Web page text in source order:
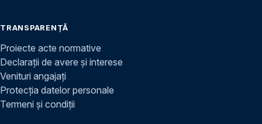
TRANSPARENȚĂ
Proiecte acte normative
Declarații de avere și interese
Venituri angajați
Protecția datelor personale
Termeni și condiții